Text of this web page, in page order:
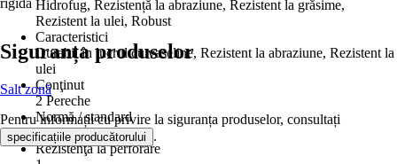
Hidrofug, Rezistență la abraziune, Rezistent la grăsime,
Rezistent la ulei, Robust
Caracteristici
Durabil în lucrul cu vaseline, Rezistent la abraziune, Rezistent la
ulei
Conţinut
2 Pereche
Normă / standard
EN 388
Rezistenţa la perforare
rigidă
Siguranța produselor
Salt zonă
Pentru informații cu privire la siguranța produselor, consultați
specificațiile producătorului .